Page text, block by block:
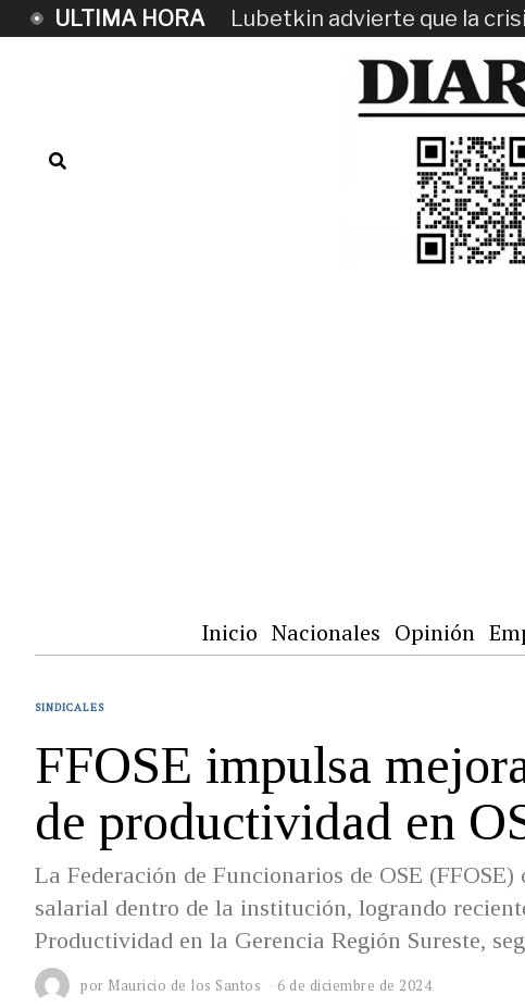
ULTIMA HORA Lubetkin advierte que la
Inicio Nacionales Opinión
SINDICALES
FFOSE impulsa
de productividad en
La Federación de Funcionarios de OSE
salarial dentro de la institución, logrando
Productividad en la Gerencia Región Sureste,
por Mauricio de los Santos 6 de diciembre de 2024